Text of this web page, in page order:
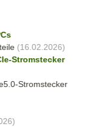
(16.02.2026)
Stromstecker
Stromstecker